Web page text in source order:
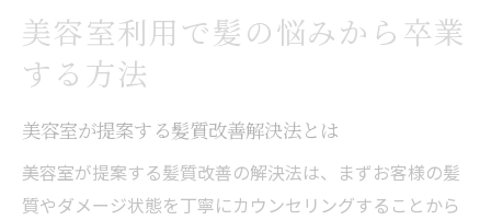
美容室利用で髪の悩みから卒業
する方法
美容室が提案する髪質改善解決法とは
美容室が提案する髪質改善の解決法は、まずお客様の髪
質やダメージ状態を丁寧にカウンセリングすることから